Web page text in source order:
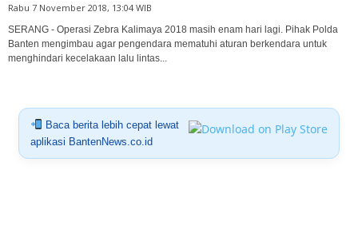
Rabu 7 November 2018, 13:04 WIB
SERANG - Operasi Zebra Kalimaya 2018 masih enam hari lagi. Pihak Polda
Banten mengimbau agar pengendara mematuhi aturan berkendara untuk
menghindari kecelakaan lalu lintas...
Baca berita lebih cepat lewat
aplikasi BantenNews.co.id